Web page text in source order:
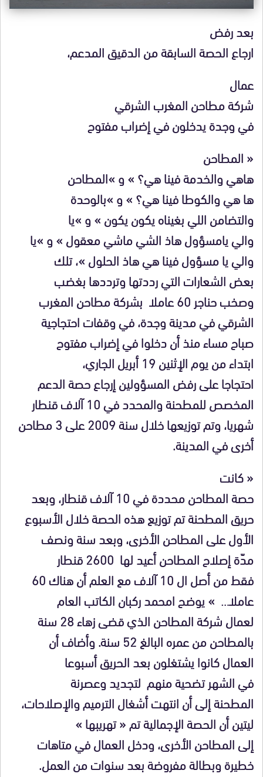
بعد رفض
ارجاع الحصة السابقة من الدقيق المدعم،
عمال
شركة مطاحن المغرب الشرقي
في وجدة يدخلون في إضراب مفتوح
« المطاحن
هاهي والخدمة فينا هي؟ » و »المطاحن
ها هي والكوطا فينا هي؟ » و »بالوحدة
والتضامن اللي بغيناه يكون يكون » و »يا
والي يامسؤول هاذ الشي ماشي معقول » و »يا
والي يا مسؤول فينا هي هاذ الحلول »، تلك
بعض الشعارات التي رددتها وترددها بغضب
وصخب حناجر 60 عاملا بشركة مطاحن المغرب
الشرقي في مدينة وجدة، في وقفات احتجاجية
صباح مساء منذ أن دخلوا في إضراب مفتوح
ابتداء من يوم الإثنين 19 أبريل الجاري،
احتجاجا على رفض المسؤولين إرجاع حصة الدعم
المخصص للمطحنة والمحدد في 10 آلاف قنطار
شهريا، وتم توزيعها خلال سنة 2009 على 3 مطاحن
أخرى في المدينة.
« كانت
حصة المطاحن محددة في 10 آلاف قنطار، وبعد
حريق المطحنة تم توزيع هذه الحصة خلال الأسبوع
الأول على المطاحن الأخرى، وبعد سنة ونصف
مدّة إصلاح المطاحن أعيد لها 2600 قنطار
فقط من أصل ال 10 آلاف مع العلم أن هناك 60
عاملا… » يوضح امحمد ركبان الكاتب العام
لعمال شركة المطاحن الذي قضى زهاء 28 سنة
بالمطاحن من عمره البالغ 52 سنة. وأضاف أن
العمال كانوا يشتغلون بعد الحريق أسبوعا
في الشهر تضحية منهم لتجديد وعصرنة
المطحنة إلى أن انتهت أشغال الترميم والإصلاحات،
ليتين أن الحصة الإجمالية تم « تهريبها »
إلى المطاحن الأخرى، ودخل العمال في متاهات
خطيرة وبطالة مفروضة بعد سنوات من العمل.